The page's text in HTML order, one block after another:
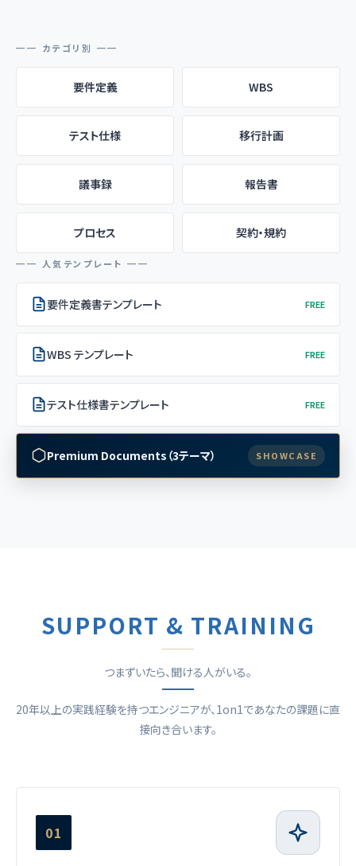
━━ カテゴリ別 ━━
要件定義 WBS
テスト仕様 移行計画
議事録 報告書
プロセス 契約・規約
━━ 人気テンプレート ━━
要件定義書テンプレート FREE
WBS テンプレート FREE
テスト仕様書テンプレート FREE
Premium Documents（3テーマ） SHOWCASE
SUPPORT & TRAINING
つまずいたら、聞ける人がいる。
20年以上の実践経験を持つエンジニアが、1on1であなたの課題に直
接向き合います。
01